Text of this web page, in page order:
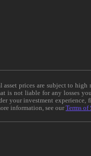
prices are subject to
is not liable for any losses
your investment
information, see ourTerms of